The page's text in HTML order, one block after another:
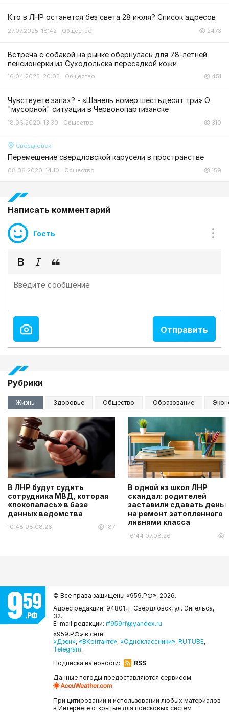
Кто в ЛНР останется без света 28 июля? Список адресов
27.07.2025 18:42 Общество 2473
Встреча с собакой на рынке обернулась для 78-летней
пенсионерки из Суходольска пересадкой кожи
16.04.2025 20:03 Общество 451
Чувствуете запах? - «Шанель номер шестьдесят три» О
"мусорной" ситуации в Червонопартизанске
18.06.2020 13:30 Общество 310
Свердловск
Перемещение свердловской карусели в пространстве
08.06.2020 14:10 Общество 159
Написать комментарий
Гость
Рубрики
Жизнь Здоровье Общество Образование
В ЛНР будут судить
сотрудника МВД, которая
«покопалась» в базе
данных ведомства
10:48 08.08.26 187
В одной из школ ЛНР
скандал: родителей
заставили сдавать
на ремонт затопленного
ливнями класса
16:44 07.08.26
© Все права защищены «959.РФ», 2026.
Адрес редакции: 94801, г. Свердловск, ул. Энгельса,
32.
E-mail редакции: rf959rf@yandex.ru
«959.РФ» в сети:
«Дзен», «ВКонтакте», «Одноклассники», RUTUBE,
Telegram.
Подписка на новости:
RSS
Данные погоды предоставляются сервисом
При цитировании и использовании любых материалов
в Интернете открытые для поисковых систем